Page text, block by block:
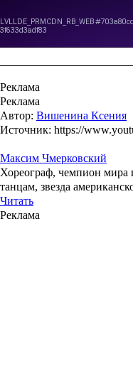
Реклама
Реклама
Автор: Вишенина Ксения
Источник: https://
Максим Чмерковский
Хореограф, чемпион мира
танцам, звезда
Читать
Реклама